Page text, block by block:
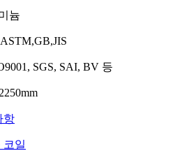
늄
SGS, SAI, BV 등
항